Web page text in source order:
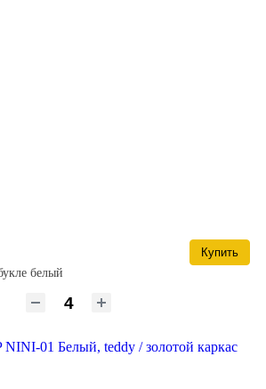
Купить
белый